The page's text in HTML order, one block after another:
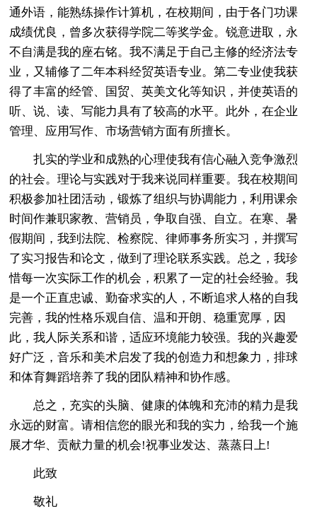
通外语，能熟练操作计算机，在校期间，由于各门功课
成绩优良，曾多次获得学院二等奖学金。锐意进取，永
不自满是我的座右铭。我不满足于自己主修的经济法专
业，又辅修了二年本科经贸英语专业。第二专业使我获
得了丰富的经管、国贸、英美文化等知识，并使英语的
听、说、读、写能力具有了较高的水平。此外，在企业
管理、应用写作、市场营销方面有所擅长。
扎实的学业和成熟的心理使我有信心融入竞争激烈
的社会。理论与实践对于我来说同样重要。我在校期间
积极参加社团活动，锻炼了组织与协调能力，利用课余
时间作兼职家教、营销员，争取自强、自立。在寒、暑
假期间，我到法院、检察院、律师事务所实习，并撰写
了实习报告和论文，做到了理论联系实践。总之，我珍
惜每一次实际工作的机会，积累了一定的社会经验。我
是一个正直忠诚、勤奋求实的人，不断追求人格的自我
完善，我的性格乐观自信、温和开朗、稳重宽厚，因
此，我人际关系和谐，适应环境能力较强。我的兴趣爱
好广泛，音乐和美术启发了我的创造力和想象力，排球
和体育舞蹈培养了我的团队精神和协作感。
总之，充实的头脑、健康的体魄和充沛的精力是我
永远的财富。请相信您的眼光和我的实力，给我一个施
展才华、贡献力量的机会!祝事业发达、蒸蒸日上!
此致
敬礼